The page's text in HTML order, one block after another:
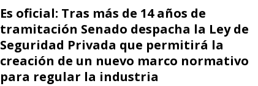
Es oficial: Tras más de 14 años de
tramitación Senado despacha la Ley de
Seguridad Privada que permitirá la
creación de un nuevo marco normativo
para regular la industria